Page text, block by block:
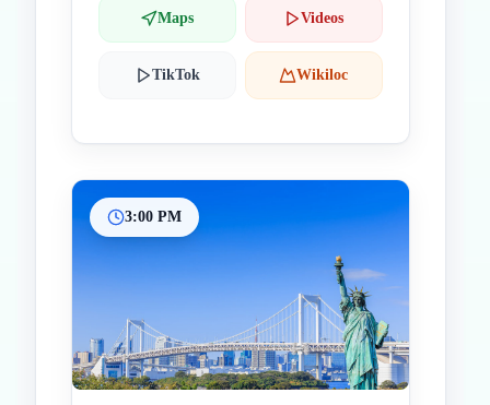
Maps Videos
TikTok Wikiloc
3:00 PM